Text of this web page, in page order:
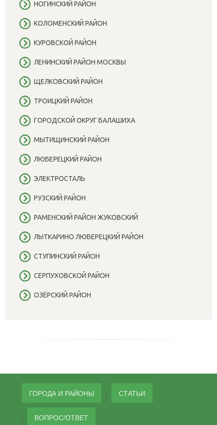
НОГИНСКИЙ РАЙОН
КОЛОМЕНСКИЙ РАЙОН
КУРОВСКОЙ РАЙОН
ЛЕНИНСКИЙ РАЙОН МОСКВЫ
ЩЕЛКОВСКИЙ РАЙОН
ТРОИЦКИЙ РАЙОН
ГОРОДСКОЙ ОКРУГ БАЛАШИХА
МЫТИЩИНСКИЙ РАЙОН
ЛЮБЕРЕЦКИЙ РАЙОН
ЭЛЕКТРОСТАЛЬ
РУЗСКИЙ РАЙОН
РАМЕНСКИЙ РАЙОН ЖУКОВСКИЙ
ЛЫТКАРИНО ЛЮБЕРЕЦКИЙ РАЙОН
СТУПИНСКИЙ РАЙОН
СЕРПУХОВСКОЙ РАЙОН
ОЗЁРСКИЙ РАЙОН
ГОРОДА И РАЙОНЫ СТАТЬИ
ВОПРОС/ОТВЕТ